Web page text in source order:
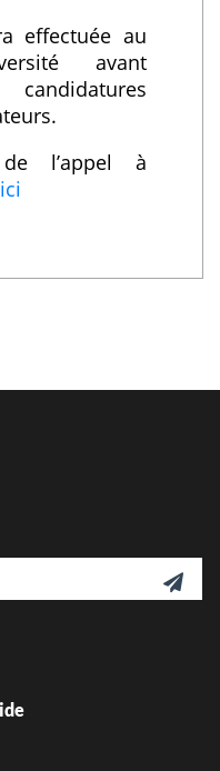
effectuée au
avant
l’appel à
